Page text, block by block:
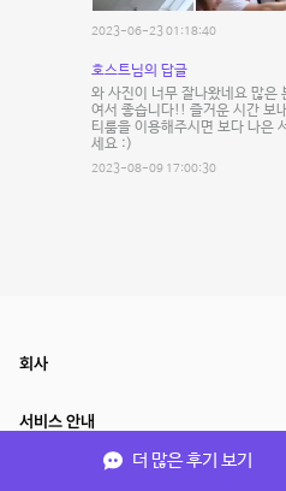
2023-06-23 01:18:40
호스트님의 답글
와 사진이 너무 잘나왔네요 많은
여서 좋습니다!! 즐거운 시간 보
티룸을 이용해주시면 보다 나은
세요 :)
2023-08-09 17:00:30
더 많은 후기 보기
회사
서비스 안내